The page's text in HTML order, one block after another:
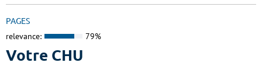
PAGES
relevance: 79%
Votre CHU